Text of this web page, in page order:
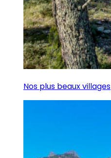
Nos plus beaux villages